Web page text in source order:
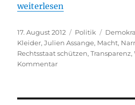
„Des Kaisers neue Kleider:
weiterlesen
Veröffentlicht
am
17. August 2012 Kategorien
Politik
Kleider,Julien Assange, Macht,
Rechtsstaat schützen,Transparenz,
Kommentarzu